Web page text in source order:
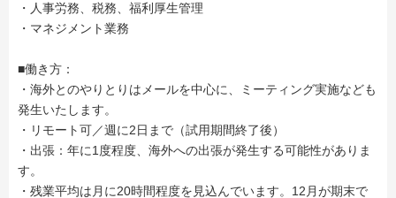
・人事労務、税務、福利厚生管理
・マネジメント業務
■働き方：
・海外とのやりとりはメールを中心に、ミーティング実施なども
発生いたします。
・リモート可／週に2日まで（試用期間終了後）
・出張：年に1度程度、海外への出張が発生する可能性がありま
す。
・残業平均は月に20時間程度を見込んでいます。12月が期末で